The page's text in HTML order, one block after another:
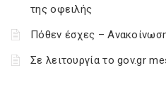
της οφειλής
Πόθεν έσχες –
Σε λειτουργία το gov.gr